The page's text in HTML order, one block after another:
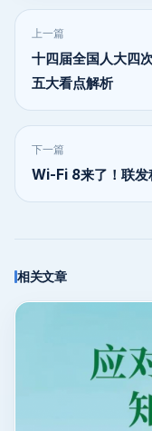
上一篇
十四届全国人大四
五大看点解析
下一篇
Wi-Fi 8来了！联发
相关文章